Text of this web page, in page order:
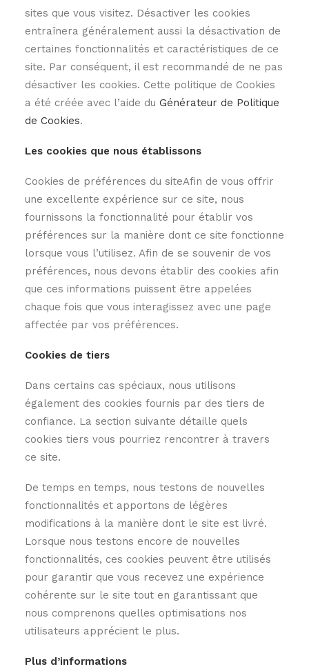
sites que vous visitez. Désactiver les cookies
entraînera généralement aussi la désactivation de
certaines fonctionnalités et caractéristiques de ce
site. Par conséquent, il est recommandé de ne pas
désactiver les cookies. Cette politique de Cookies
a été créée avec l’aide du Générateur de Politique
de Cookies.
Les cookies que nous établissons
Cookies de préférences du siteAfin de vous offrir
une excellente expérience sur ce site, nous
fournissons la fonctionnalité pour établir vos
préférences sur la manière dont ce site fonctionne
lorsque vous l’utilisez. Afin de se souvenir de vos
préférences, nous devons établir des cookies afin
que ces informations puissent être appelées
chaque fois que vous interagissez avec une page
affectée par vos préférences.
Cookies de tiers
Dans certains cas spéciaux, nous utilisons
également des cookies fournis par des tiers de
confiance. La section suivante détaille quels
cookies tiers vous pourriez rencontrer à travers
ce site.
De temps en temps, nous testons de nouvelles
fonctionnalités et apportons de légères
modifications à la manière dont le site est livré.
Lorsque nous testons encore de nouvelles
fonctionnalités, ces cookies peuvent être utilisés
pour garantir que vous recevez une expérience
cohérente sur le site tout en garantissant que
nous comprenons quelles optimisations nos
utilisateurs apprécient le plus.
Plus d’informations